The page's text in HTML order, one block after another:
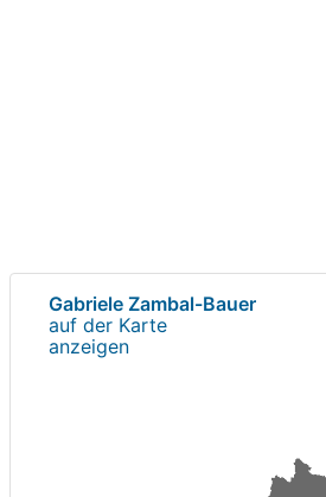
Gabriele Zambal-Bauer
auf der Karte
anzeigen